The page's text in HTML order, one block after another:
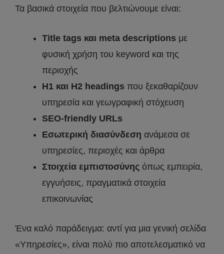
Τα βασικά στοιχεία που βελτιώνουμε είναι:
Title tags και meta descriptions με
φυσική χρήση του keyword και της
περιοχής
H1 και H2 headings που ξεκαθαρίζουν
υπηρεσία και γεωγραφική στόχευση
SEO-friendly URLs
Εσωτερική διασύνδεση ανάμεσα σε
υπηρεσίες, περιοχές και άρθρα
Στοιχεία εμπιστοσύνης όπως εμπειρία,
εγγυήσεις, πραγματικά στοιχεία
επικοινωνίας
Ένα καλό παράδειγμα: αντί για μια γενική σελίδα
«Υπηρεσίες», είναι πολύ πιο αποτελεσματικό να